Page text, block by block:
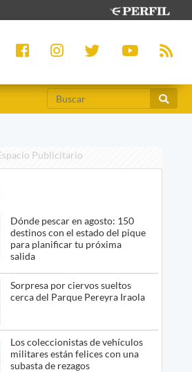
Publicitario
Dónde pescar en agosto: 150
destinos con el estado del pique
para planificar tu próxima
salida
Sorpresa por ciervos sueltos
cerca del Parque Pereyra Iraola
Los coleccionistas de vehículos
militares están felices con una
subasta de rezagos